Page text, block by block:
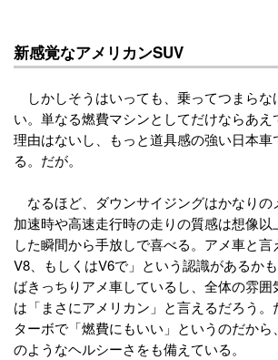
新感覚なアメリカンSUV
しかしそうはいっても、乗ってつまらな
い。単なる燃費マシンとしてだけならあ
理由はないし、もっと道具感の強い日本車
る。だが。
なるほど、ダウンサイジングはかなりの
加速時や高速走行時の走りの質感は想像以
した瞬間から手放しで喜べる。アメ車と言
V8、もしくはV6で」という認識があるか
ばきっちりアメ車しているし、全体の雰
は「まさにアメリカン」と言えるだろう
ターボで「燃費にもいい」というのだか
のようなヘルシーさをも備えている。